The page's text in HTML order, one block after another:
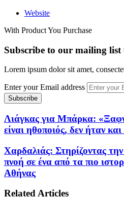
Website
With Product You Purchase
Subscribe to our mailing list
Lorem ipsum dolor sit amet,
Enter your Email address
Λιάγκας για Μπάρκα:
είναι ηθοποιός, δεν ήταν
Χαρδαλιάς: Στηρίζοντας
πνοή σε ένα από τα πιο
Αθήνας
Related Articles